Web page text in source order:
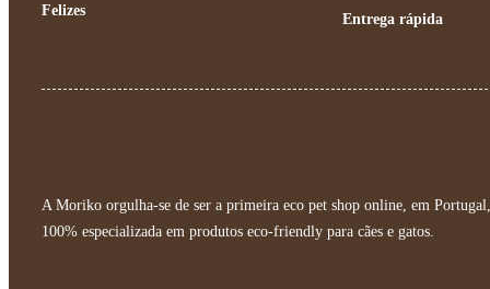
Felizes
Entrega rápida
A Moriko orgulha-se de ser a primeira eco pet shop online, em Portugal,
100% especializada em produtos eco-friendly para cães e gatos.